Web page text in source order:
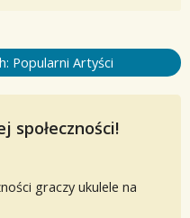
Popularni Artyści
społeczności!
graczy ukulele na